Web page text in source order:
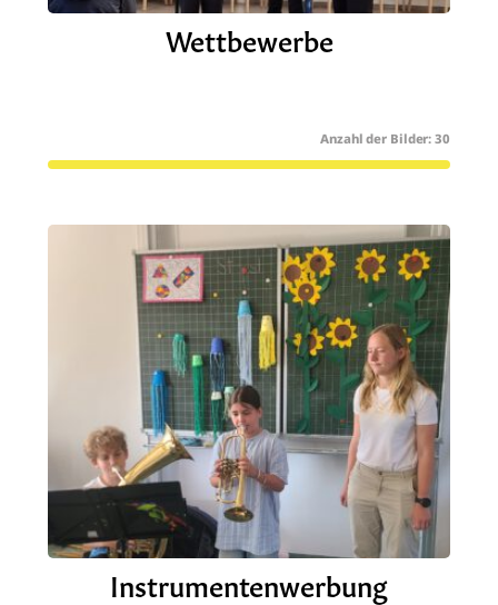
30
Wettbewerbe
Instrumentenwerbung